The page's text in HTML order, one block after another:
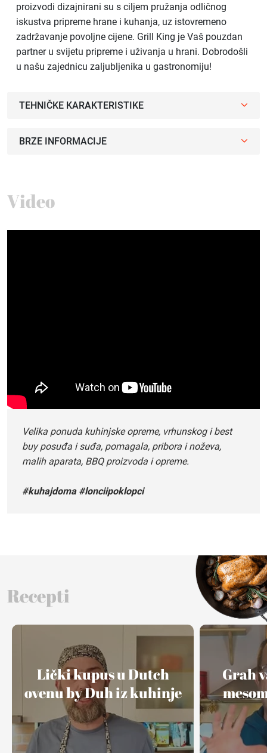
proizvodi dizajnirani su s ciljem pružanja odličnog
iskustva pripreme hrane i kuhanja, uz istovremeno
zadržavanje povoljne cijene. Grill King je Vaš pouzdan
partner u svijetu pripreme i uživanja u hrani. Dobrodošli
u našu zajednicu zaljubljenika u gastronomiju!
TEHNIČKE KARAKTERISTIKE
BRZE INFORMACIJE
Video
Velika ponuda kuhinjske opreme, vrhunskog i best
buy posuđa i suđa, pomagala, pribora i noževa,
malih aparata, BBQ proizvoda i opreme.
#kuhajdoma #lonciipoklopci
Recepti
Lički kupus u Dutch
ovenu by Duh iz kuhinje
Grah